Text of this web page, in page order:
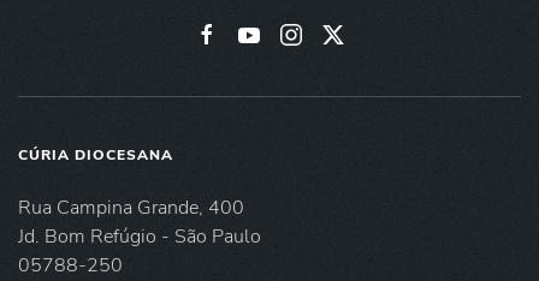
CÚRIA DIOCESANA
Rua Campina Grande, 400
Jd. Bom Refúgio - São Paulo
05788-250